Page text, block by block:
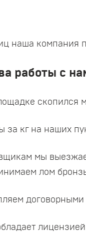
наша компания
работы с
скопился
за кг на наших
мы
лом